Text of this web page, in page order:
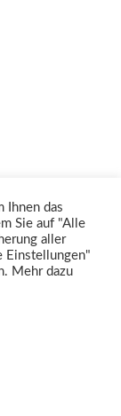
Ihnen das
Sie auf "Alle
aller
Einstellungen"
Mehr dazu